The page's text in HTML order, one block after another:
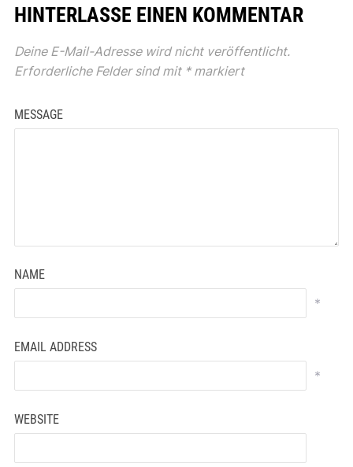
HINTERLASSE EINEN KOMMENTAR
Deine E-Mail-Adresse wird nicht veröffentlicht.
Erforderliche Felder sind mit *markiert
MESSAGE
NAME
*
EMAIL ADDRESS
*
WEBSITE